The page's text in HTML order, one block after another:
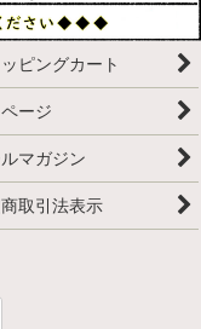
ピングカート
ージ
ルマガジン
取引法表示